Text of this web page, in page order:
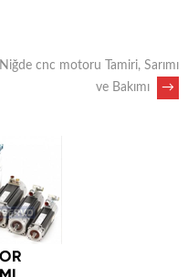
Niğde cnc motoru Tamiri, Sarımı
ve Bakımı
→